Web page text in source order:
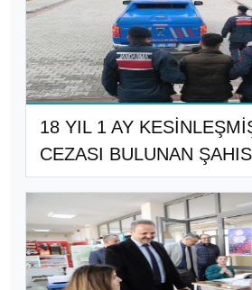
18 YIL 1 AY
CEZASI BULUNAN